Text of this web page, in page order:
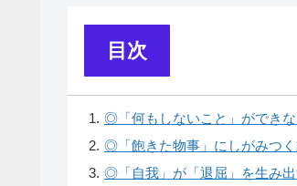
目次
1. ◎「何もしないこと」ができな
2. ◎「飽きた物事」にしがみつ
3. ◎「自我」が「退屈」を生み